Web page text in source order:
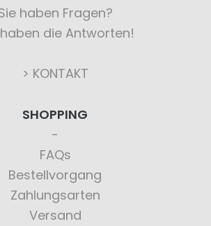
haben Fragen?
die Antworten!
> KONTAKT
SHOPPING
FAQs
Bestellvorgang
Zahlungsarten
Versand